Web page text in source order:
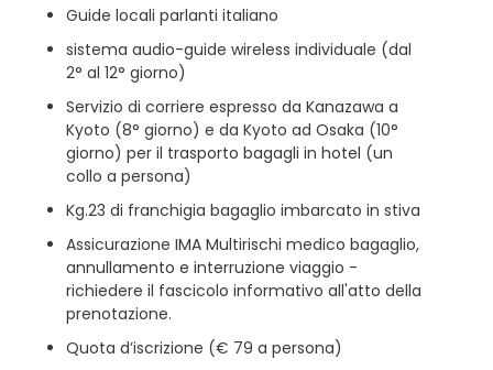
Guide locali parlanti italiano
sistema audio-guide wireless individuale (dal
2° al 12° giorno)
Servizio di corriere espresso da Kanazawa a
Kyoto (8° giorno) e da Kyoto ad Osaka (10°
giorno) per il trasporto bagagli in hotel (un
collo a persona)
Kg.23 di franchigia bagaglio imbarcato in stiva
Assicurazione IMA Multirischi medico bagaglio,
annullamento e interruzione viaggio -
richiedere il fascicolo informativo all'atto della
prenotazione.
Quota d’iscrizione (€ 79 a persona)